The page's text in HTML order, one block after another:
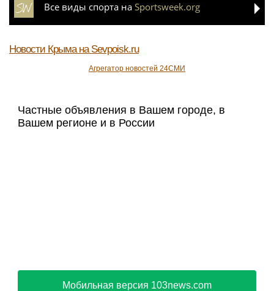
Все виды спорта на Sportsweek.org
Новости Крыма на Sevpoisk.ru
Агрегатор новостей 24СМИ
Частные объявления в Вашем городе, в
Вашем регионе и в России
Мобильная версия 103news.com